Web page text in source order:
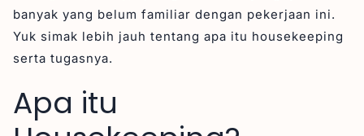
5. Perhatian terhadap Detail
6. Kualifikasi Pendidikan
Struktur Organisasi Housekeeping
1. Executive Housekeeper
2. Assistant Executive Housekeeper
banyak yang belum familiar dengan pekerjaan ini.
Yuk simak lebih jauh tentang apa itu housekeeping
serta tugasnya.
Apa itu